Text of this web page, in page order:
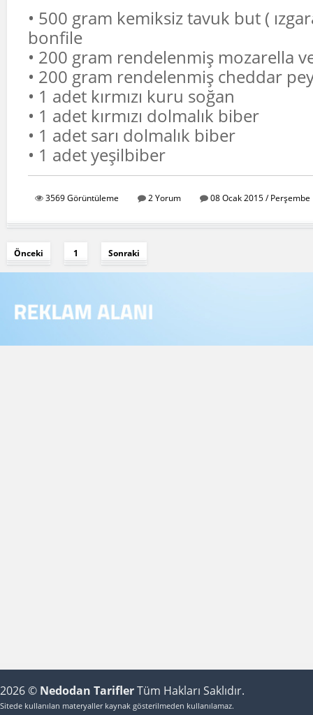
• 500 gram kemiksiz tavuk but (
bonfile
• 200 gram rendelenmiş mozarella
• 200 gram rendelenmiş cheddar
• 1 adet kırmızı kuru soğan
• 1 adet kırmızı dolmalık biber
• 1 adet sarı dolmalık biber
• 1 adet yeşilbiber
3569 Görüntüleme 2 Yorum 08 Ocak 2015 / Perşembe
Önceki 1 Sonraki
2026 © Nedodan TariflerTüm Hakları Saklıdır.
Sitede kullanılan materyaller kaynak gösterilmeden kullanılamaz.